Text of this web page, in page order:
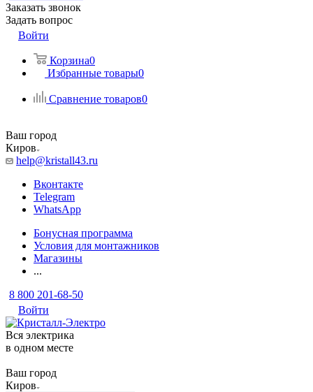
Заказать звонок
Задать вопрос
Войти
Корзина0
Избранные товары0
Сравнение товаров0
Ваш город
Киров
help@kristall43.ru
Вконтакте
Telegram
WhatsApp
Бонусная программа
Условия для монтажников
Магазины
...
8 800 201-68-50
Войти
Вся электрика
в одном месте
Ваш город
Киров